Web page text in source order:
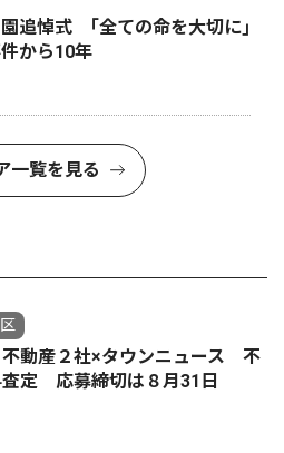
追悼式 ｢全ての命を大切に｣
から10年
一覧を見る
動産２社×タウンニュース 不
定 応募締切は８月31日